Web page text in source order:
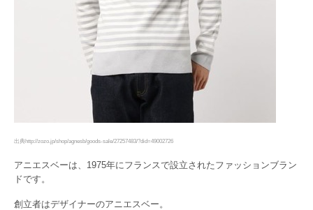
出典http://zozo.jp/shop/agnesb/goods-sale/27257483/?did=49002726
アニエスベーは、1975年にフランスで設立されたファッションブラン
ドです。
創立者はデザイナーのアニエスベー。